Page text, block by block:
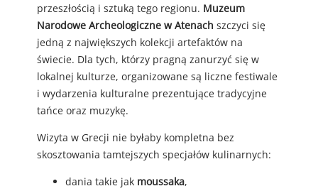
przeszłością i sztuką tego regionu. Muzeum
Narodowe Archeologiczne w Atenach szczyci się
jedną z największych kolekcji artefaktów na
świecie. Dla tych, którzy pragną zanurzyć się w
lokalnej kulturze, organizowane są liczne festiwale
i wydarzenia kulturalne prezentujące tradycyjne
tańce oraz muzykę.
Wizyta w Grecji nie byłaby kompletna bez
skosztowania tamtejszych specjałów kulinarnych:
dania takie jak moussaka,